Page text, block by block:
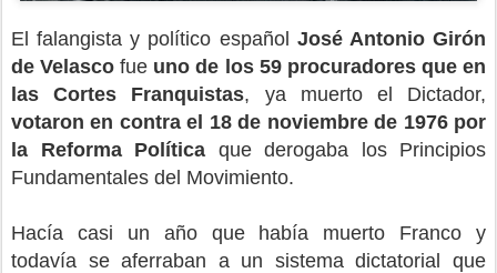
El falangista y político español José Antonio Girón
de Velasco fue uno de los 59 procuradores que en
las Cortes Franquistas, ya muerto el Dictador,
votaron en contra el 18 de noviembre de 1976 por
la Reforma Política que derogaba los Principios
Fundamentales del Movimiento.
Hacía casi un año que había muerto Franco y
todavía se aferraban a un sistema dictatorial que